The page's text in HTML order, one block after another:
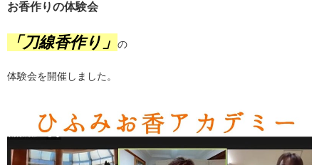
お香作りの体験会
「刀線香作り」 の
体験会を開催しました。